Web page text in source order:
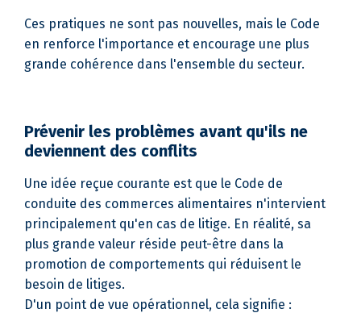
Ces pratiques ne sont pas nouvelles, mais le Code
en renforce l'importance et encourage une plus
grande cohérence dans l'ensemble du secteur.
Prévenir les problèmes avant qu'ils ne
deviennent des conflits
Une idée reçue courante est que le Code de
conduite des commerces alimentaires n'intervient
principalement qu'en cas de litige. En réalité, sa
plus grande valeur réside peut-être dans la
promotion de comportements qui réduisent le
besoin de litiges.
D'un point de vue opérationnel, cela signifie :